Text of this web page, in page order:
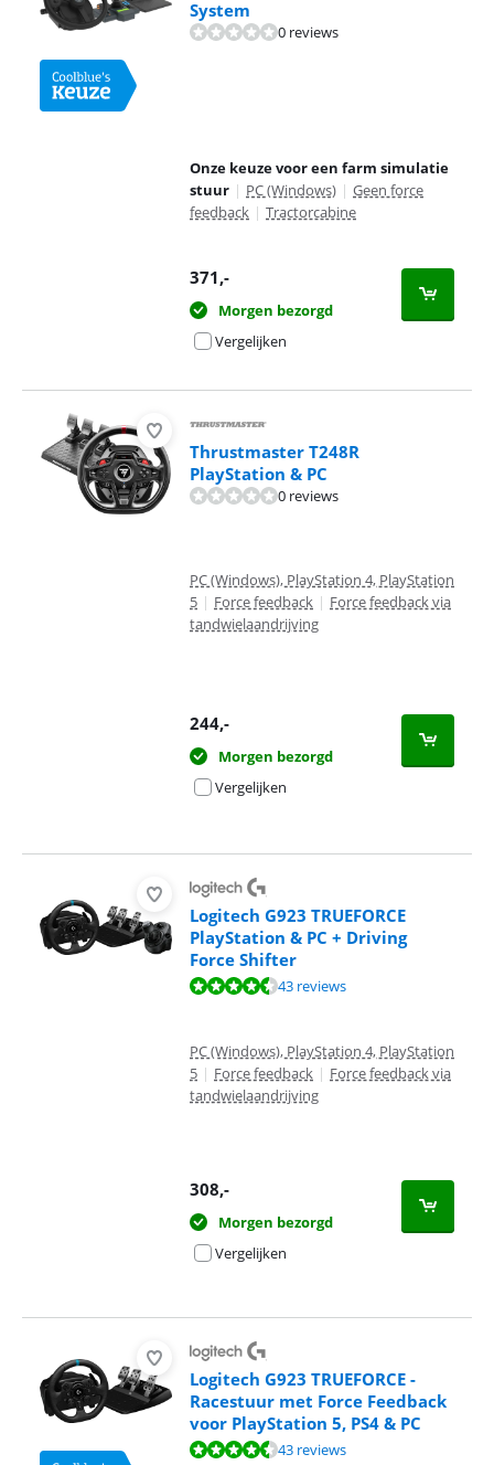
System
0 reviews
Onze keuze voor een farm simulatie
stuur | PC (Windows) | Geen force
feedback | Tractorcabine
371,-
Morgen bezorgd
Vergelijken
Thrustmaster T248R
PlayStation & PC
0 reviews
PC (Windows), PlayStation 4, PlayStation
5 | Force feedback | Force feedback via
tandwielaandrijving
244,-
Morgen bezorgd
Vergelijken
Logitech G923 TRUEFORCE
PlayStation & PC + Driving
Force Shifter
Beoordeling is 9,3 van de 10, gebaseerd op 43 reviews.
43 reviews
PC (Windows), PlayStation 4, PlayStation
5 | Force feedback | Force feedback via
tandwielaandrijving
308,-
Morgen bezorgd
Vergelijken
Logitech G923 TRUEFORCE -
Racestuur met Force Feedback
voor PlayStation 5, PS4 & PC
Beoordeling is 9,3 van de 10, gebaseerd op 43 reviews.
43 reviews